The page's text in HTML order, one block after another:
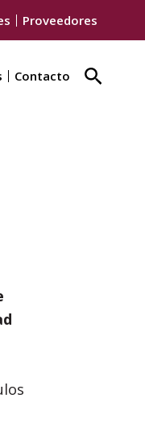
Proveedores
Contacto Buscar